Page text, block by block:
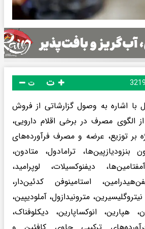
ت
با اشاره به وصول گزارشاتی از فروش
الگوی مصرف در برخی اقلام دارویی،
بر توزیع، عرضه و مصرف فرآورده‌های
ترامادول، متادون،
دیفنوکسیلات، لوپرامید،
استامینوفن کدئین‌دار،
مترونیدازول، آملودیپین،
هپارین، انوکساپارین، دیکلوفناک،